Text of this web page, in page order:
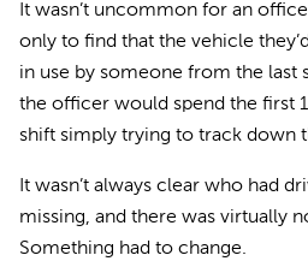
It wasn’t uncommon for an
only to find that the vehicle
in use by someone from the last
the officer would spend the first
shift simply trying to track down
It wasn’t always clear who had
missing, and there was virtually
Something had to change.